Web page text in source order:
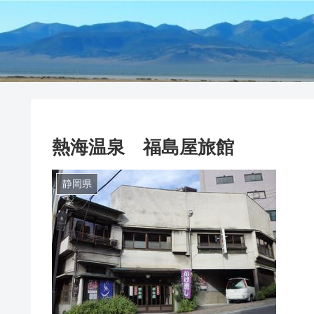
熱海温泉 福島屋旅館
静岡県